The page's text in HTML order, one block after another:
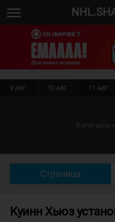
menu
9 АВГ. 10 АВГ. 11 АВГ.
В этот день
Страница
Куинн Хьюз